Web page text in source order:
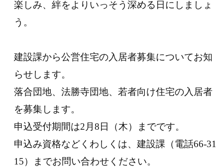
楽しみ、絆をよりいっそう深める日にしましょ
う。
建設課から公営住宅の入居者募集についてお知
らせします。
落合団地、法勝寺団地、若者向け住宅の入居者
を募集します。
申込受付期間は2月8日（木）までです。
申込み資格などくわしくは、建設課（電話66-31
15）までお問い合わせください。